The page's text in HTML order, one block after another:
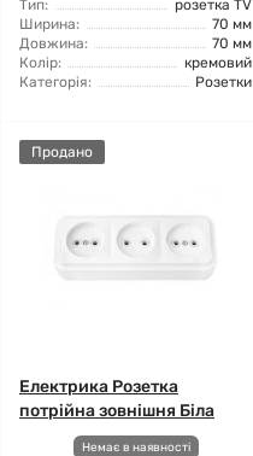
Тип:
розетка TV
Ширина:
70 мм
Довжина:
70 мм
Колір:
кремовий
Категорія:
Розетки
Продано
Електрика Розетка
потрійна зовнішня Біла
Немає в наявності